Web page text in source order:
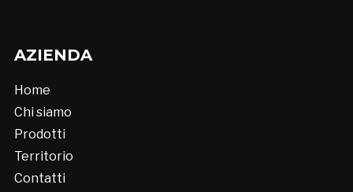
AZIENDA
Home
Chi siamo
Prodotti
Territorio
Contatti